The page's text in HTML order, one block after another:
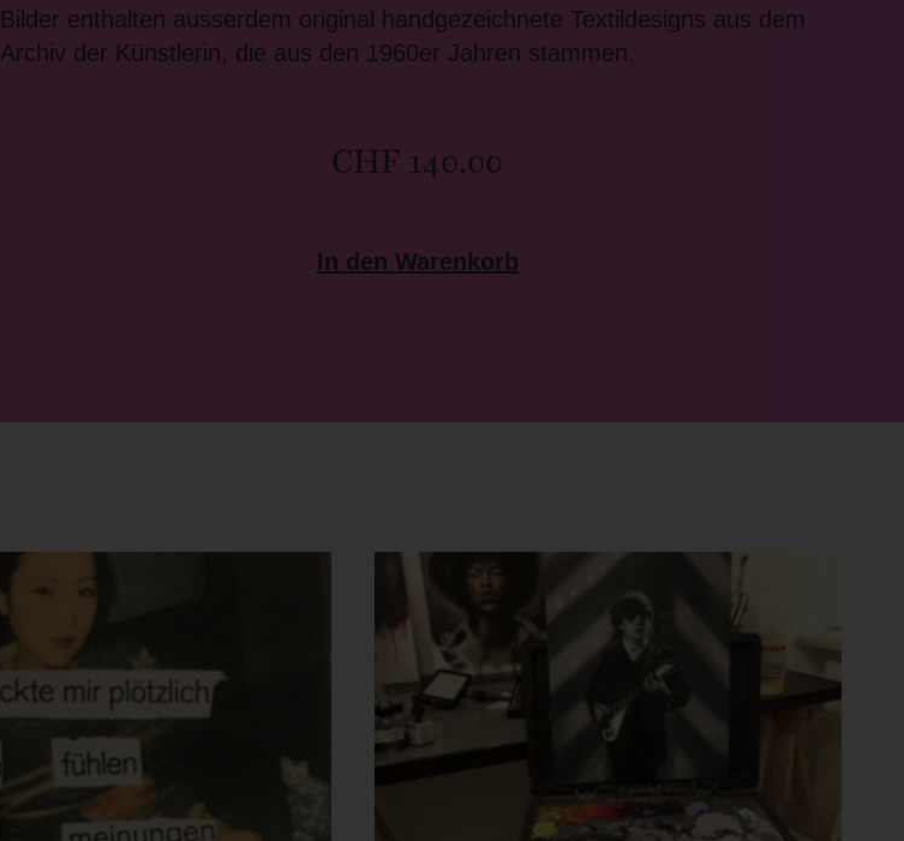
Bilder enthalten ausserdem original handgezeichnete Textildesigns aus dem
Archiv der Künstlerin, die aus den 1960er Jahren stammen.
CHF 140.00
In den Warenkorb